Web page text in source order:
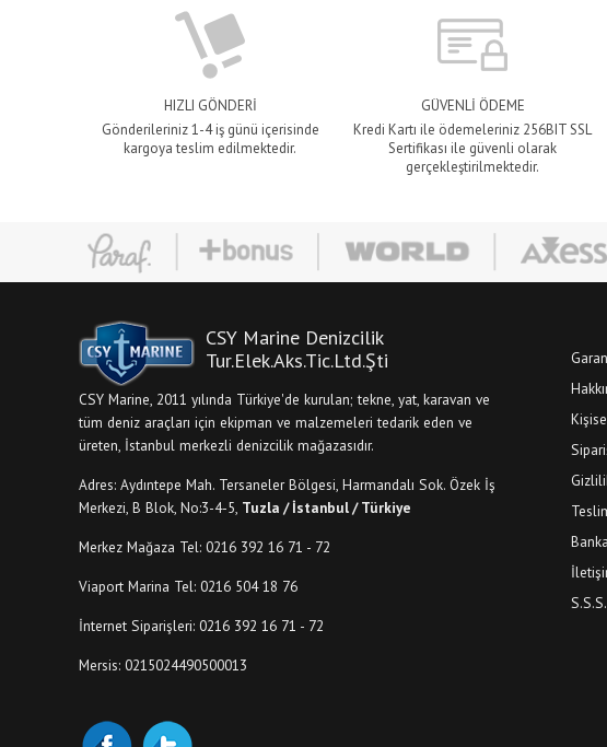
HIZLI GÖNDERİ
Gönderileriniz 1-4 iş günü içerisinde
kargoya teslim edilmektedir.
GÜVENLİ ÖDEME
Kredi Kartı ile ödemeleriniz 256BIT SSL
Sertifikası ile güvenli olarak
gerçekleştirilmektedir.
CSY Marine Denizcilik
Tur.Elek.Aks.Tic.Ltd.Şti
CSY Marine, 2011 yılında Türkiye'de kurulan; tekne, yat, karavan ve
tüm deniz araçları için ekipman ve malzemeleri tedarik eden ve
üreten, İstanbul merkezli denizcilik mağazasıdır.
Adres: Aydıntepe Mah. Tersaneler Bölgesi, Harmandalı Sok. Özek İş
Merkezi, B Blok, No:3-4-5, Tuzla / İstanbul / Türkiye
Merkez Mağaza Tel: 0216 392 16 71 - 72
Viaport Marina Tel: 0216 504 18 76
İnternet Siparişleri: 0216 392 16 71 - 72
Mersis: 0215024490500013
S.S.S.